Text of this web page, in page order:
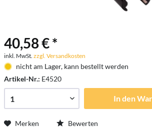
40,58 € *
inkl. MwSt. zzgl. Versandkosten
nicht am Lager, kann bestellt werden
Artikel-Nr.: E4520
In den
Merken Bewerten